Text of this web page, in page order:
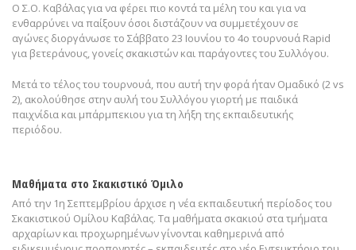
Ο Σ.Ο. Καβάλας για να φέρει πιο κοντά τα μέλη του και για να
ενθαρρύνει να παίξουν όσοι διστάζουν να συμμετέχουν σε
αγώνες διοργάνωσε το Σάββατο 23 Ιουνίου το 4ο τουρνουά Rapid
για βετεράνους, γονείς σκακιστών και παράγοντες του Συλλόγου.
Μετά το τέλος του τουρνουά, που αυτή την φορά ήταν Ομαδικό (2 vs
2), ακολούθησε στην αυλή του Συλλόγου γιορτή με παιδικά
παιχνίδια και μπάρμπεκιου για τη λήξη της εκπαιδευτικής
περιόδου.
Μαθήματα στο Σκακιστικό Όμιλο
Από την 1η Σεπτεμβρίου άρχισε η νέα εκπαιδευτική περίοδος του
Σκακιστικού Ομίλου Καβάλας. Τα μαθήματα σκακιού στα τμήματα
αρχαρίων και προχωρημένων γίνονται καθημερινά από